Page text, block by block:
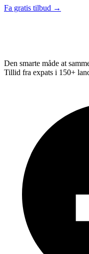
Fa gratis tilbud →
Den smarte måde at
Tillid fra expats i 150+